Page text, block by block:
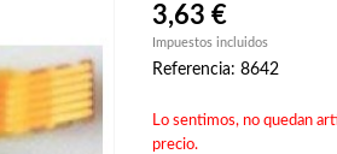
3,63 €
Impuestos incluidos
Referencia: 8642
Lo sentimos, no quedan
precio.